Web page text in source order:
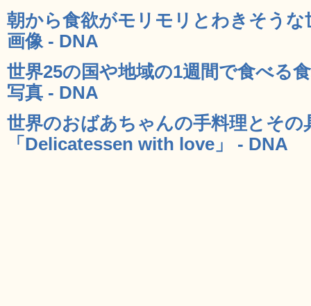
朝から食欲がモリモリとわきそう
画像 - DNA
世界25の国や地域の1週間で食べる
写真 - DNA
世界のおばあちゃんの手料理とその
「Delicatessen with love」 - DNA